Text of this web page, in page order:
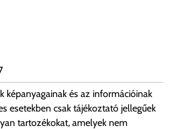
képanyagainak és az információinak
esetekben csak tájékoztató jellegűek
tartozékokat, amelyek nem